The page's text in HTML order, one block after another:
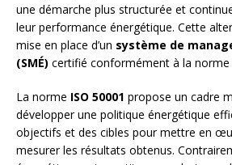
une démarche plus structurée et
leur performance énergétique. Cette
mise en place d’un système de
(SMÉ) certifié conformément à la norme
La norme ISO 50001 propose un cadre
développer une politique énergétique
objectifs et des cibles pour mettre en
mesurer les résultats obtenus.